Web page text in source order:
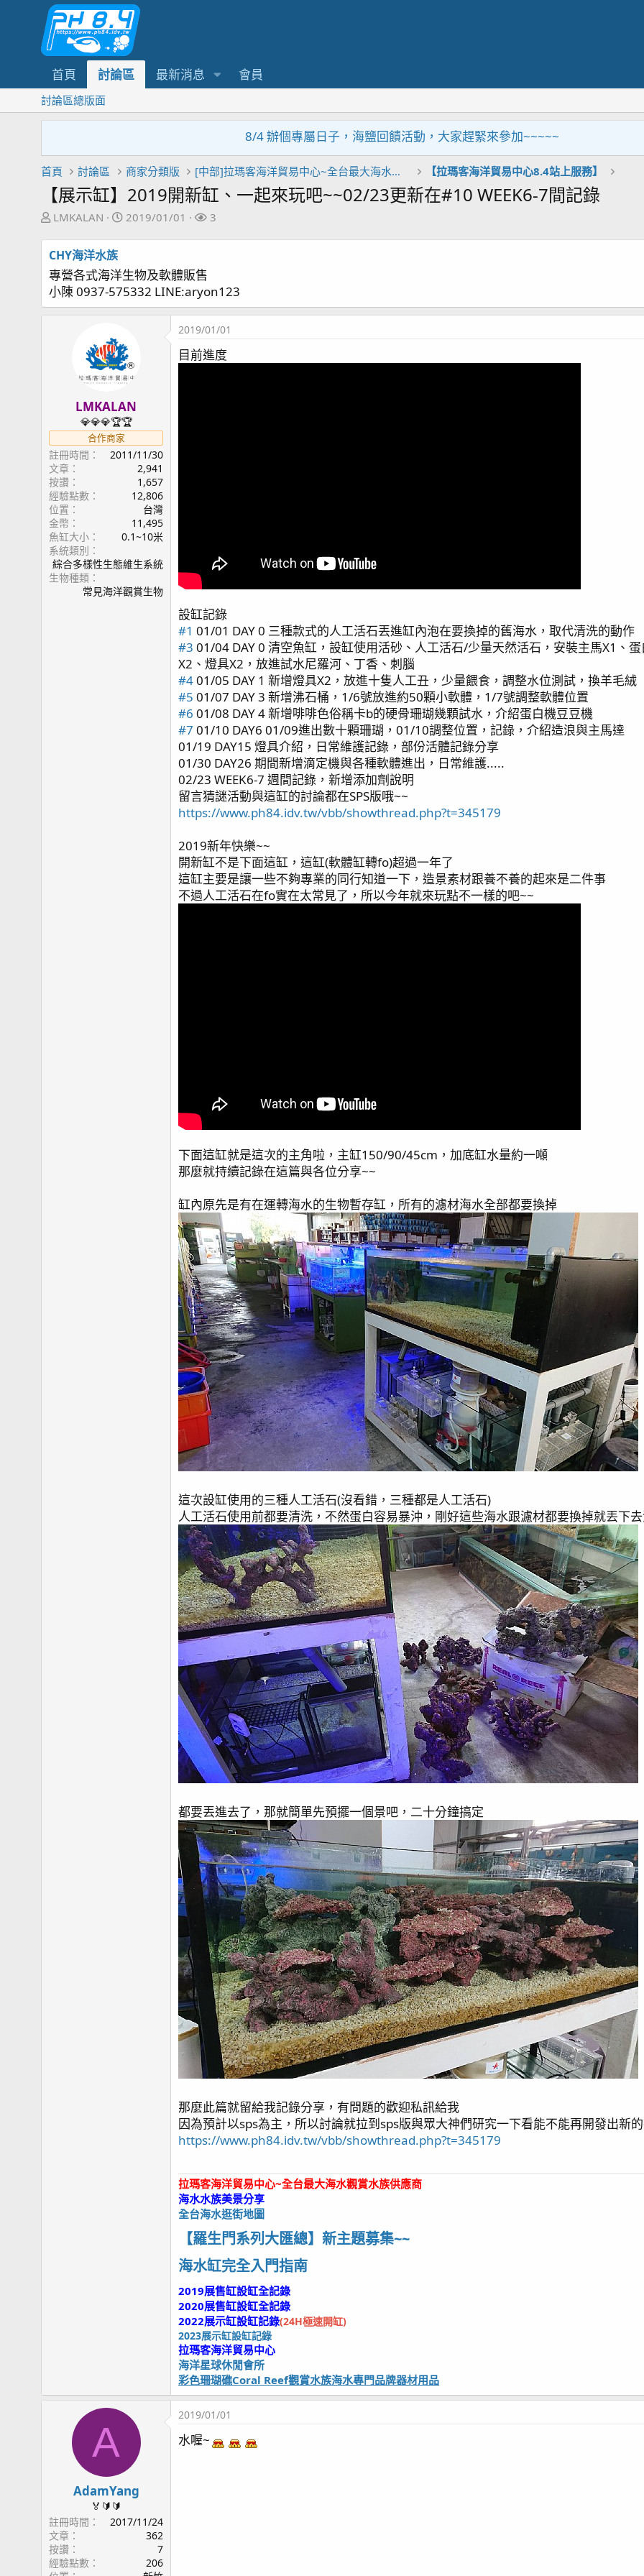
首頁 討論區 最新消息 會員
討論區總版面
8/4 辦個專屬日子，海鹽回饋活動，大家趕緊來參加~~~~~
首頁 討論區 商家分類版 [中部]拉瑪客海洋貿易中心~全台最大海水觀賞水族供應商 【拉瑪客海洋貿易中心8.4站上服務】
【展示缸】2019開新缸、一起來玩吧~~02/23更新在#10 WEEK6-7間記錄
主
起
人
LMKALAN
開
2019/01/01
關
3
CHY海洋水族
專營各式海洋生物及軟體販售
小陳 0937-575332 LINE:aryon123
LMKALAN
💎💎💎🏆🏆
合作商家
註冊時間
2011/11/30
文章
2,941
按讚
1,657
經驗點數
12,806
位置
台灣
金幣
11,495
魚缸大小
0.1~10米
系統類別
綜合多樣性生態維生系統
生物種類
常見海洋觀賞生物
2019/01/01
目前進度
設缸記錄
#1 01/01 DAY 0 三種款式的人工活石丟進缸內泡在要換掉的舊海水，取代清洗的動作
#3 01/04 DAY 0 清空魚缸，設缸使用活砂、人工活石/少量天然活石，安裝主馬X1、
X2、燈具X2，放進試水尼羅河、丁香、刺腦
#401/05 DAY 1 新增燈具X2，放進十隻人工丑，少量餵食，調整水位測試，換羊毛絨
#5 01/07 DAY 3 新增沸石桶，1/6號放進約50顆小軟體，1/7號調整軟體位置
#6 01/08 DAY 4 新增啡啡色俗稱卡b的硬骨珊瑚幾顆試水，介紹蛋白機豆豆機
#7 01/10 DAY6 01/09進出數十顆珊瑚，01/10調整位置，記錄，介紹造浪與主馬達
01/19 DAY15 燈具介紹，日常維護記錄，部份活體記錄分享
01/30 DAY26 期間新增滴定機與各種軟體進出，日常維護.....
02/23 WEEK6-7 週間記錄，新增添加劑說明
留言猜謎活動與這缸的討論都在SPS版哦~~
https://www.ph84.idv.tw/vbb/showthread.php?t=345179
2019新年快樂~~
開新缸不是下面這缸，這缸(軟體缸轉fo)超過一年了
這缸主要是讓一些不夠專業的同行知道一下，造景素材跟養不養的起來是二件事
不過人工活石在fo實在太常見了，所以今年就來玩點不一樣的吧~~
下面這缸就是這次的主角啦，主缸150/90/45cm，加底缸水量約一噸
那麼就持續記錄在這篇與各位分享~~
缸內原先是有在運轉海水的生物暫存缸，所有的濾材海水全部都要換掉
這次設缸使用的三種人工活石(沒看錯，三種都是人工活石)
人工活石使用前都要清洗，不然蛋白容易暴沖，剛好這些海水跟濾材都要換掉就丟下
都要丟進去了，那就簡單先預擺一個景吧，二十分鐘搞定
那麼此篇就留給我記錄分享，有問題的歡迎私訊給我
因為預計以sps為主，所以討論就拉到sps版與眾大神們研究一下看能不能再開發出新
https://www.ph84.idv.tw/vbb/showthread.php?t=345179
拉瑪客海洋貿易中心~全台最大海水觀賞水族供應商
海水水族美景分享
全台海水逛街地圖
【羅生門系列大匯總】新主題募集~~
海水缸完全入門指南
2019展售缸設缸全記錄
2020展售缸設缸全記錄
2022展示缸設缸記錄(24H極速開缸)
2023展示缸設缸記錄
拉瑪客海洋貿易中心
海洋星球休閒會所
彩色珊瑚礁Coral Reef觀賞水族海水專門品牌器材用品
A
AdamYang
🏅🔰🔰
註冊時間
2017/11/24
文章
362
按讚
7
經驗點數
206
2019/01/01
水喔~